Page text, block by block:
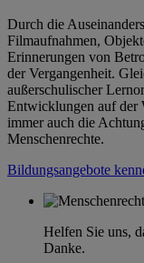
Durch die
Filmaufnahmen,
Erinnerungen von
der Vergangenheit.
außerschulischer
Entwicklungen auf der
immer auch die
Menschenrechte.
Bildungsangebote
Helfen Sie uns,
Danke.